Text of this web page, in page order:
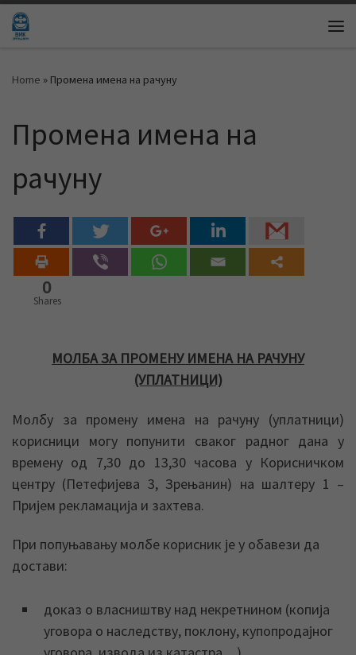
Skip to content
Home » Промена имена на рачуну
Промена имена на
рачуну
0
Shares
МОЛБА ЗА ПРОМЕНУ ИМЕНА НА РАЧУНУ
(УПЛАТНИЦИ)
Молбу за промену имена на рачуну (уплатници)
корисници могу попунити сваког радног дана у
времену од 7,30 до 13,30 часова у Корисничком
центру (Петефијева 3, Зрењанин) на шалтеру 1 –
Пријем рекламација и захтева.
При попуњавању молбе корисник је у обавези да
достави:
доказ о власништву над некретнином (копија
уговора о наследству, поклону, купопродајног